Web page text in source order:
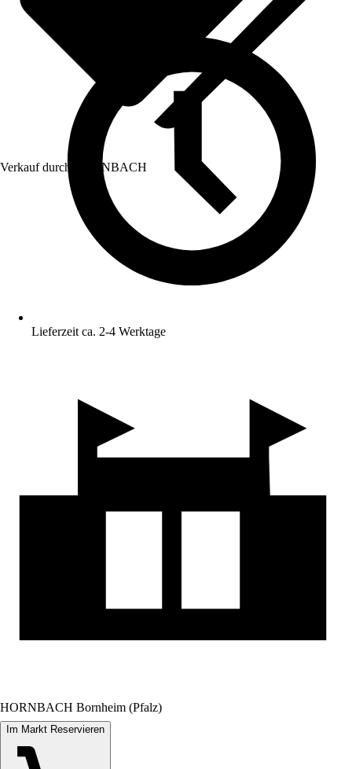
Verkauf durch: HORNBACH
Lieferzeit ca. 2-4 Werktage
HORNBACH Bornheim (Pfalz)
Im Markt Reservieren